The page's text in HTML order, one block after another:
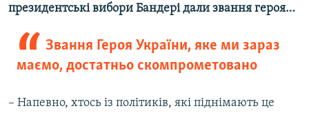
президентські вибори Бандері дали звання героя…
Звання Героя України, яке ми зараз
маємо, достатньо скомпрометовано
– Напевно, хтось із політиків, які піднімають це